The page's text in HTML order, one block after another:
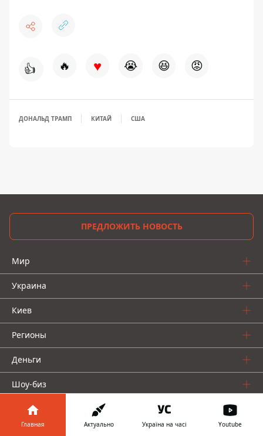
👍 🔥 ♥ 😭 😆 😡
ДОНАЛЬД ТРАМП КИТАЙ США
ПРЕДЛОЖИТЬ НОВОСТЬ
Мир
Украина
Киев
Регионы
Деньги
Шоу-биз
Жизнь
Главная Актуально Україна на часі Youtube